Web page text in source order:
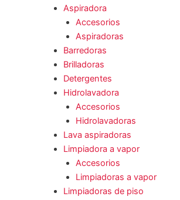
Aspiradora
Accesorios
Aspiradoras
Barredoras
Brilladoras
Detergentes
Hidrolavadora
Accesorios
Hidrolavadoras
Lava aspiradoras
Limpiadora a vapor
Accesorios
Limpiadoras a vapor
Limpiadoras de piso